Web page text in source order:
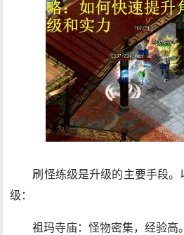
刷怪练级是升级的主要手段
级：
祖玛寺庙：怪物密集，经验高。